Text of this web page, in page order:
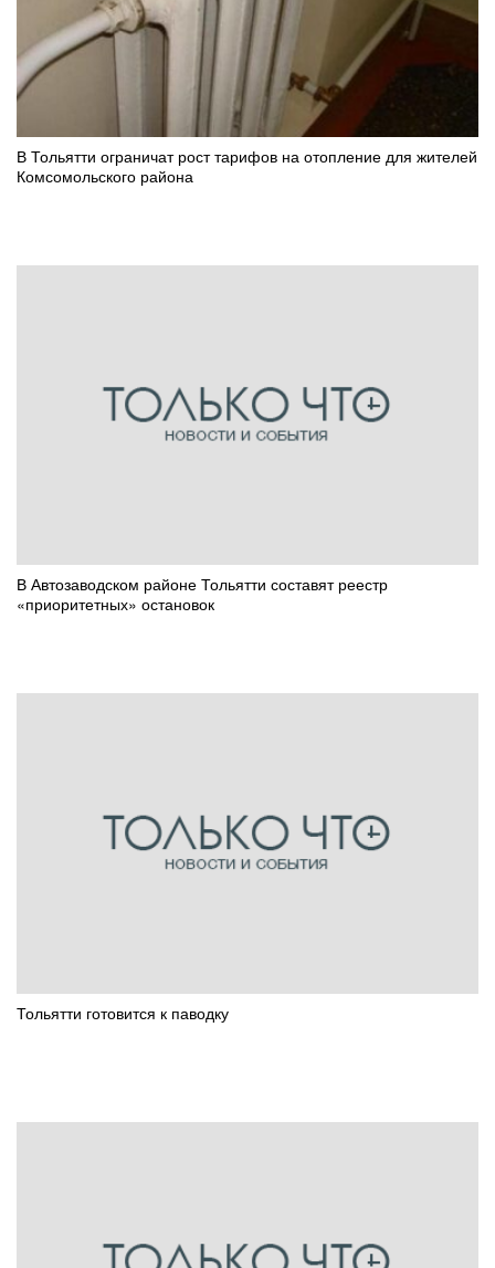
В Тольятти ограничат рост тарифов на отопление для жителей
Комсомольского района
В Автозаводском районе Тольятти составят реестр
«приоритетных» остановок
Тольятти готовится к паводку